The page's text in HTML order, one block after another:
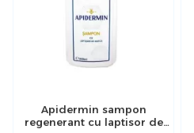
Apidermin sampon
regenerant cu laptisor de